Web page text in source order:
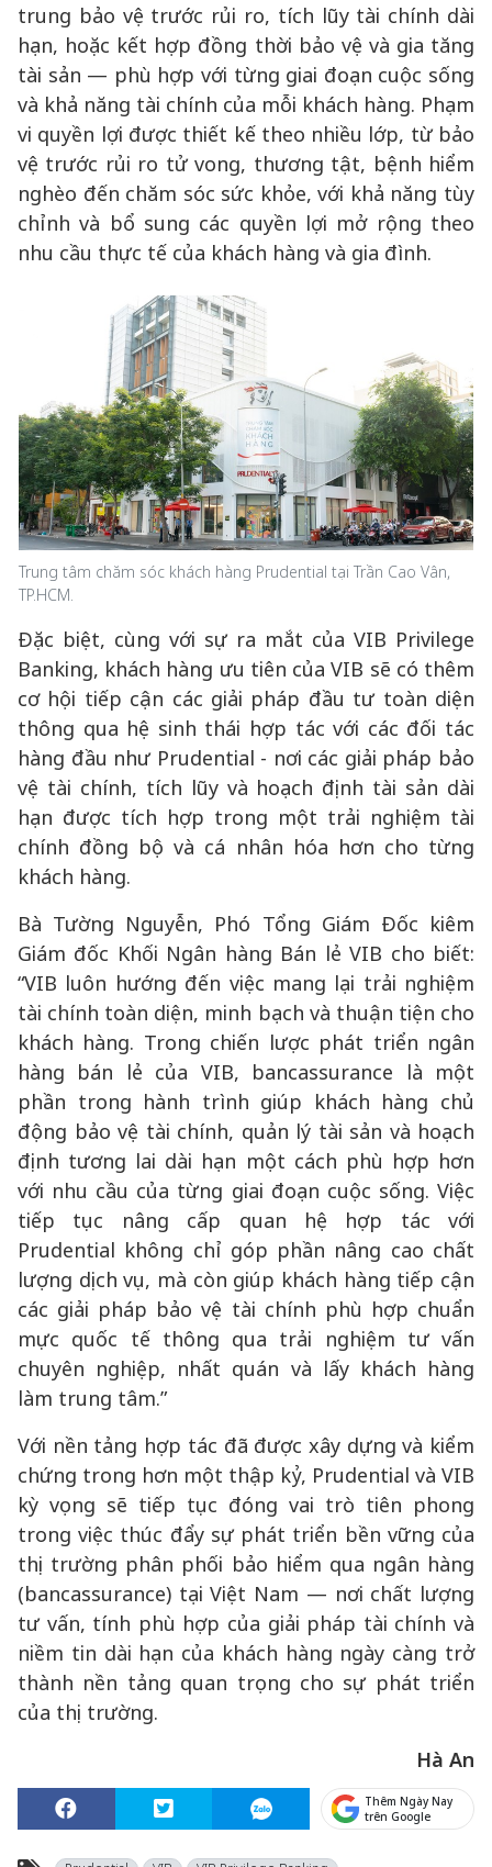
trung bảo vệ trước rủi ro, tích lũy tài chính dài
hạn, hoặc kết hợp đồng thời bảo vệ và gia tăng
tài sản — phù hợp với từng giai đoạn cuộc sống
và khả năng tài chính của mỗi khách hàng. Phạm
vi quyền lợi được thiết kế theo nhiều lớp, từ bảo
vệ trước rủi ro tử vong, thương tật, bệnh hiểm
nghèo đến chăm sóc sức khỏe, với khả năng tùy
chỉnh và bổ sung các quyền lợi mở rộng theo
nhu cầu thực tế của khách hàng và gia đình.
Trung tâm chăm sóc khách hàng Prudential tại Trần Cao Vân,
TP.HCM.
Đặc biệt, cùng với sự ra mắt của VIB Privilege
Banking, khách hàng ưu tiên của VIB sẽ có thêm
cơ hội tiếp cận các giải pháp đầu tư toàn diện
thông qua hệ sinh thái hợp tác với các đối tác
hàng đầu như Prudential - nơi các giải pháp bảo
vệ tài chính, tích lũy và hoạch định tài sản dài
hạn được tích hợp trong một trải nghiệm tài
chính đồng bộ và cá nhân hóa hơn cho từng
khách hàng.
Bà Tường Nguyễn, Phó Tổng Giám Đốc kiêm
Giám đốc Khối Ngân hàng Bán lẻ VIB cho biết:
“VIB luôn hướng đến việc mang lại trải nghiệm
tài chính toàn diện, minh bạch và thuận tiện cho
khách hàng. Trong chiến lược phát triển ngân
hàng bán lẻ của VIB, bancassurance là một
phần trong hành trình giúp khách hàng chủ
động bảo vệ tài chính, quản lý tài sản và hoạch
định tương lai dài hạn một cách phù hợp hơn
với nhu cầu của từng giai đoạn cuộc sống. Việc
tiếp tục nâng cấp quan hệ hợp tác với
Prudential không chỉ góp phần nâng cao chất
lượng dịch vụ, mà còn giúp khách hàng tiếp cận
các giải pháp bảo vệ tài chính phù hợp chuẩn
mực quốc tế thông qua trải nghiệm tư vấn
chuyên nghiệp, nhất quán và lấy khách hàng
làm trung tâm.”
Với nền tảng hợp tác đã được xây dựng và kiểm
chứng trong hơn một thập kỷ, Prudential và VIB
kỳ vọng sẽ tiếp tục đóng vai trò tiên phong
trong việc thúc đẩy sự phát triển bền vững của
thị trường phân phối bảo hiểm qua ngân hàng
(bancassurance) tại Việt Nam — nơi chất lượng
tư vấn, tính phù hợp của giải pháp tài chính và
niềm tin dài hạn của khách hàng ngày càng trở
thành nền tảng quan trọng cho sự phát triển
của thị trường.
Hà An
Thêm Ngày Nay
trên Google